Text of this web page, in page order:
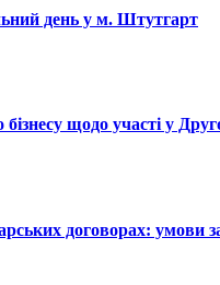
день у м. Штутгарт
щодо участі у
договорах: умови